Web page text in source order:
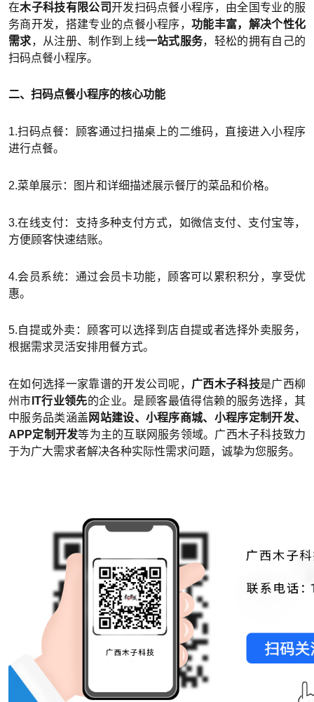
在木子科技有限公司开发扫码点餐小程序，由全国专业的服
务商开发，搭建专业的点餐小程序，功能丰富，解决个性化
需求，从注册、制作到上线一站式服务，轻松的拥有自己的
扫码点餐小程序。
二、扫码点餐小程序的核心功能
1.扫码点餐：顾客通过扫描桌上的二维码，直接进入小程序
进行点餐。
2.菜单展示：图片和详细描述展示餐厅的菜品和价格。
3.在线支付：支持多种支付方式，如微信支付、支付宝等，
方便顾客快速结账。
4.会员系统：通过会员卡功能，顾客可以累积积分，享受优
惠。
5.自提或外卖：顾客可以选择到店自提或者选择外卖服务，
根据需求灵活安排用餐方式。
在如何选择一家靠谱的开发公司呢， 广西木子科技是广西柳
州市 IT行业领先的企业。是顾客最值得信赖的服务选择，其
中服务品类涵盖 网站建设、小程序商城、小程序定制开发、
APP定制开发等为主的互联网服务领域。广西木子科技致力
于为广大需求者解决各种实际性需求问题，诚挚为您服务。